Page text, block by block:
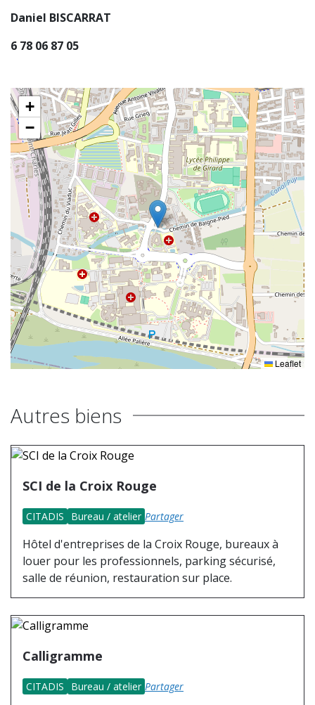
Daniel BISCARRAT
6 78 06 87 05
+
−
Leaflet
Autres biens
SCI de la Croix Rouge
CITADIS Bureau / atelier Partager
Hôtel d'entreprises de la Croix Rouge, bureaux à
louer pour les professionnels, parking sécurisé,
salle de réunion, restauration sur place.
Calligramme
CITADIS Bureau / atelier Partager